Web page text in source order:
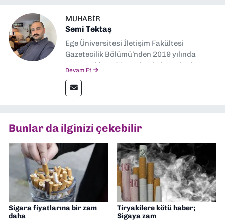
MUHABIR
Semi Tektaş
Ege Üniversitesi İletişim Fakültesi
Gazetecilik Bölümü’nden 2019 yılında
mezun oldum. Mezuniyetimin ardından
Gazetesi gibi yayınlarda görev alarak
gazetecilik kariyerime başladım. Şubat
muhabirliği yapıyorum.
Devam Et
Bunlar da ilginizi çekebilir
Sigara fiyatlarına bir zam
daha
Tiryakilere kötü haber;
Sigaya zam